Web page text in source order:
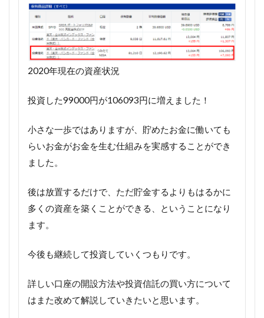
2020年現在の資産状況
投資した99000円が106093円に増えました！
小さな一歩ではありますが、貯めたお金に働いても
らいお金がお金を生む仕組みを実感することができ
ました。
後は放置するだけで、ただ貯金するよりもはるかに
多くの資産を築くことができる、ということになり
ます。
今後も継続して投資していくつもりです。
詳しい口座の開設方法や投資信託の買い方について
はまた改めて解説していきたいと思います。